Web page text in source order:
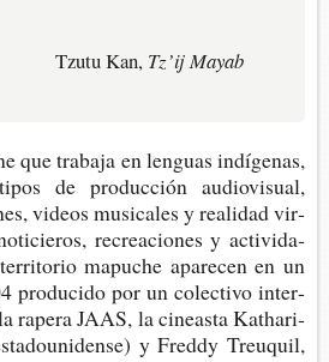
Tzutu Kan, Tz’ij Mayab
que tra­ba­ja en len­guas indí­ge­nas,
de pro­duc­ción audio­vi­sual,
videos musi­ca­les y reali­dad vir­
recrea­cio­nes y acti­vi­da­
mapu­che apa­re­cen en un
pro­du­ci­do por un colec­ti­vo inter­
rape­ra JAAS, la cineas­ta Kat­ha­ri­
y Freddy Treu­quil,